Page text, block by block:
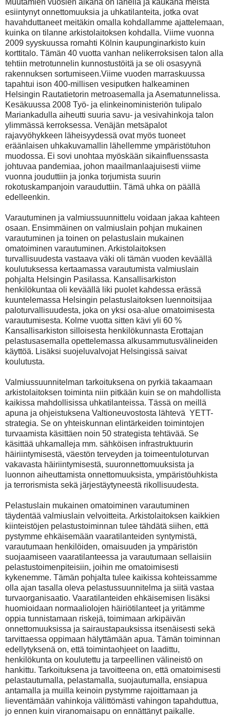
esiintynyt onnettomuuksia ja uhkatilanteita, jotka ovat
havahduttaneet meitäkin omalla kohdallamme ajattelemaan,
kuinka on tilanne arkistolaitoksen kohdalla. Viime vuonna
2009 syyskuussa romahti Kölnin kaupunginarkisto kuin
korttitalo. Tämän 40 vuotta vanhan nelikerroksisen talon alla
tehtiin metrotunnelin kunnostustöitä ja se oli osasyynä
rakennuksen sortumiseen.Viime vuoden marraskuussa
tapahtui ison 400-millisen vesiputken halkeaminen
Helsingin Rautatietorin metroasemalla ja Asematunnelissa.
Kesäkuussa 2008 Työ- ja elinkeinoministeriön tulipalo
Mariankadulla aiheutti suuria savu- ja vesivahinkoja talon
ylimmässä kerroksessa. Venäjän metsäpalot
rajavyöhykkeen läheisyydessä ovat myös tuoneet
eräänlaisen uhkakuvamallin lähellemme ympäristötuhon
muodossa. Ei sovi unohtaa myöskään sikainfluenssasta
johtuvaa pandemiaa, johon maailmanlaajuisesti viime
vuonna jouduttiin ja jonka torjumista suurin
rokotuskampanjoin varauduttiin. Tämä uhka on päällä
edelleenkin.
Varautuminen ja valmiussuunnittelu voidaan jakaa kahteen
osaan. Ensimmäinen on valmiuslain pohjan mukainen
varautuminen ja toinen on pelastuslain mukainen
omatoiminen varautuminen. Arkistolaitoksen
turvallisuudesta vastaava väki oli tämän vuoden keväällä
koulutuksessa kertaamassa varautumista valmiuslain
pohjalta Helsingin Pasilassa. Kansallisarkiston
henkilökuntaa oli keväällä liki puolet kahdessa erässä
kuuntelemassa Helsingin pelastuslaitoksen luennoitsijaa
paloturvallisuudesta, joka on yksi osa-alue omatoimisesta
varautumisesta. Kolme vuotta sitten kävi yli 60 %
Kansallisarkiston silloisesta henkilökunnasta Erottajan
pelastusasemalla opettelemassa alkusammutusvälineiden
käyttöä. Lisäksi suojeluvalvojat Helsingissä saivat
koulutusta.
Valmiussuunnitelman tarkoituksena on pyrkiä takaamaan
arkistolaitoksen toiminta niin pitkään kuin se on mahdollista
kaikissa mahdollisissa uhkatilanteissa. Tässä on meillä
apuna ja ohjeistuksena Valtioneuvostosta lähtevä YETT-
strategia. Se on yhteiskunnan elintärkeiden toimintojen
turvaamista käsittäen noin 50 strategista tehtävää. Se
käsittää uhkamalleja mm. sähköisen infrastruktuurin
häiriintymisestä, väestön terveyden ja toimeentuloturvan
vakavasta häiriintymisestä, suuronnettomuuksista ja
luonnon aiheuttamista onnettomuuksista, ympäristöuhkista
ja terrorismista sekä järjestäytyneestä rikollisuudesta.
Pelastuslain mukainen omatoiminen varautuminen
täydentää valmiuslain velvoitteita. Arkistolaitoksen kaikkien
kiinteistöjen pelastustoiminnan tulee tähdätä siihen, että
pystymme ehkäisemään vaaratilanteiden syntymistä,
varautumaan henkilöiden, omaisuuden ja ympäristön
suojaamiseen vaaratilanteessa ja varautumaan sellaisiin
pelastustoimenpiteisiin, joihin me omatoimisesti
kykenemme. Tämän pohjalta tulee kaikissa kohteissamme
olla ajan tasalla oleva pelastussuunnitelma ja siitä vastaa
turvaorganisaatio. Vaaratilanteiden ehkäisemisen lisäksi
huomioidaan normaaliolojen häiriötilanteet ja yritämme
oppia tunnistamaan riskejä, toimimaan arkipäivän
onnettomuuksissa ja sairaustapauksissa itsenäisesti sekä
tarvittaessa oppimaan hälyttämään apua. Tämän toiminnan
edellytyksenä on, että toimintaohjeet on laadittu,
henkilökunta on koulutettu ja tarpeellinen välineistö on
hankittu. Tarkoituksena ja tavoitteena on, että omatoimisesti
pelastautumalla, pelastamalla, suojautumalla, ensiapua
antamalla ja muilla keinoin pystymme rajoittamaan ja
lieventämään vahinkoja välittömästi vahingon tapahduttua,
jo ennen kuin viranomaisapu on ennättänyt paikalle.